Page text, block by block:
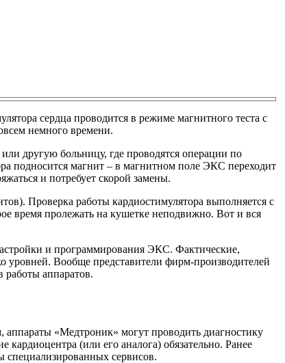
сердца проводится в режиме магнитного теста с
немного времени.
другую больницу, где проводятся операции по
подносится магнит – в магнитном поле ЭКС переходит
и потребует скорой замены.
Проверка работы кардиостимулятора выполняется с
время пролежать на кушетке неподвижно. Вот и вся
и программирования ЭКС. Фактические,
уровней. Вообще представители фирм-производителей
аппаратов.
«Медтроник» могут проводить диагностику
(или его аналога) обязательно. Ранее
специализированных сервисов.